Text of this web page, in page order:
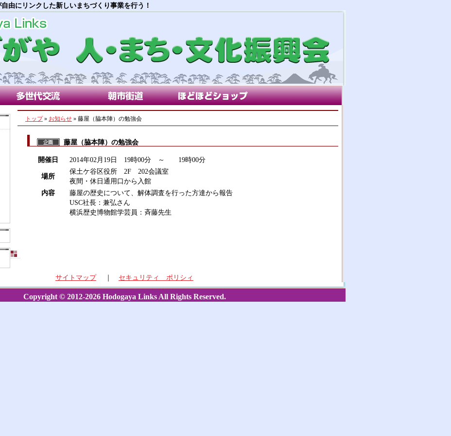
由にリンクした新しいまちづくり事業を行う！
世代交流部会 朝市街道部会 ほどほどショップ
トップ» お知らせ » 藤屋（脇本陣）の勉強会
藤屋（脇本陣）の勉強会
開催日 2014年02月19日 19時00分 ～ 19時00分
場所
保土ケ谷区役所 2F 202会議室
夜間・休日通用口から入館
内容
藤屋の歴史について、解体調査を行った方達から報告
USC社長：兼弘さん
横浜歴史博物館学芸員：斉藤先生
サイトマップ｜ セキュリティ ポリシィ
Copyright © 2012-2026 Hodogaya Links All Rights Reserved.